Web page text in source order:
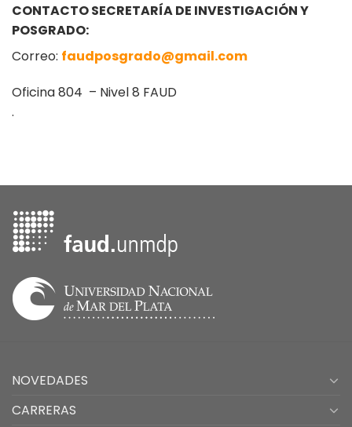
CONTACTO SECRETARÍA DE INVESTIGACIÓN Y
POSGRADO:
Correo: faudposgrado@gmail.com
Oficina 804 – Nivel 8 FAUD
.
NOVEDADES
CARRERAS